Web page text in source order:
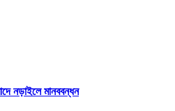
নড়াইলে মানববন্ধন